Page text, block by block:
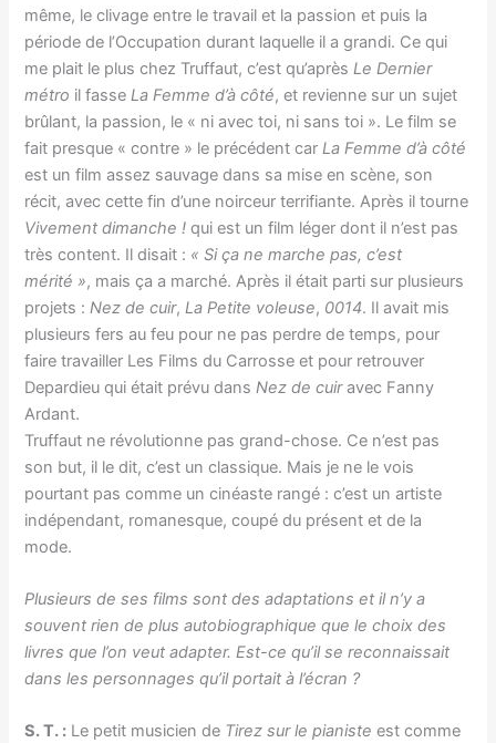
même, le clivage entre le travail et la passion et puis la
période de l’Occupation durant laquelle il a grandi. Ce qui
me plait le plus chez Truffaut, c’est qu’aprèsLe Dernier
métro il fasseLa Femme d’à côté, et revienne sur un sujet
brûlant, la passion, le « ni avec toi, ni sans toi ». Le film se
fait presque « contre » le précédent carLa Femme d’à côté
est un film assez sauvage dans sa mise en scène, son
récit, avec cette fin d’une noirceur terrifiante. Après il tourne
Vivement dimanche ! qui est un film léger dont il n’est pas
très content. Il disait : « Si ça ne marche pas, c’est
mérité », mais ça a marché. Après il était parti sur plusieurs
projets :Nez de cuir,La Petite voleuse, 0014. Il avait mis
plusieurs fers au feu pour ne pas perdre de temps, pour
faire travailler Les Films du Carrosse et pour retrouver
Depardieu qui était prévu dansNez de cuiravec Fanny
Ardant.
Truffaut ne révolutionne pas grand-chose. Ce n’est pas
son but, il le dit, c’est un classique. Mais je ne le vois
pourtant pas comme un cinéaste rangé : c’est un artiste
indépendant, romanesque, coupé du présent et de la
mode.
Plusieurs de ses films sont des adaptations et il n’y a
souvent rien de plus autobiographique que le choix des
livres que l’on veut adapter. Est-ce qu’il se reconnaissait
dans les personnages qu’il portait à l’écran ?
S. T. : Le petit musicien de Tirez sur le pianiste est comme